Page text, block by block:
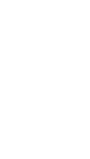
Росії й